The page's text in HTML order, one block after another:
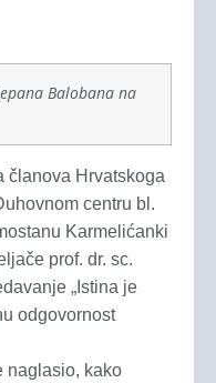
Balobana na
članova Hrvatskoga
centru bl.
Karmelićanki
prof. dr. sc.
„Istina je
odgovornost
naglasio, kako